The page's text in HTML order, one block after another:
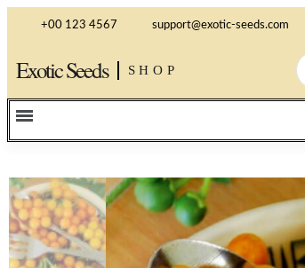
+00 123 4567 support@exotic-seeds.com
Exotic Seeds SHOP